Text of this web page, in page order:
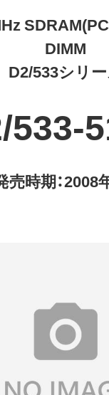
DIMM
D2/533シリ
533-
売時期：2008